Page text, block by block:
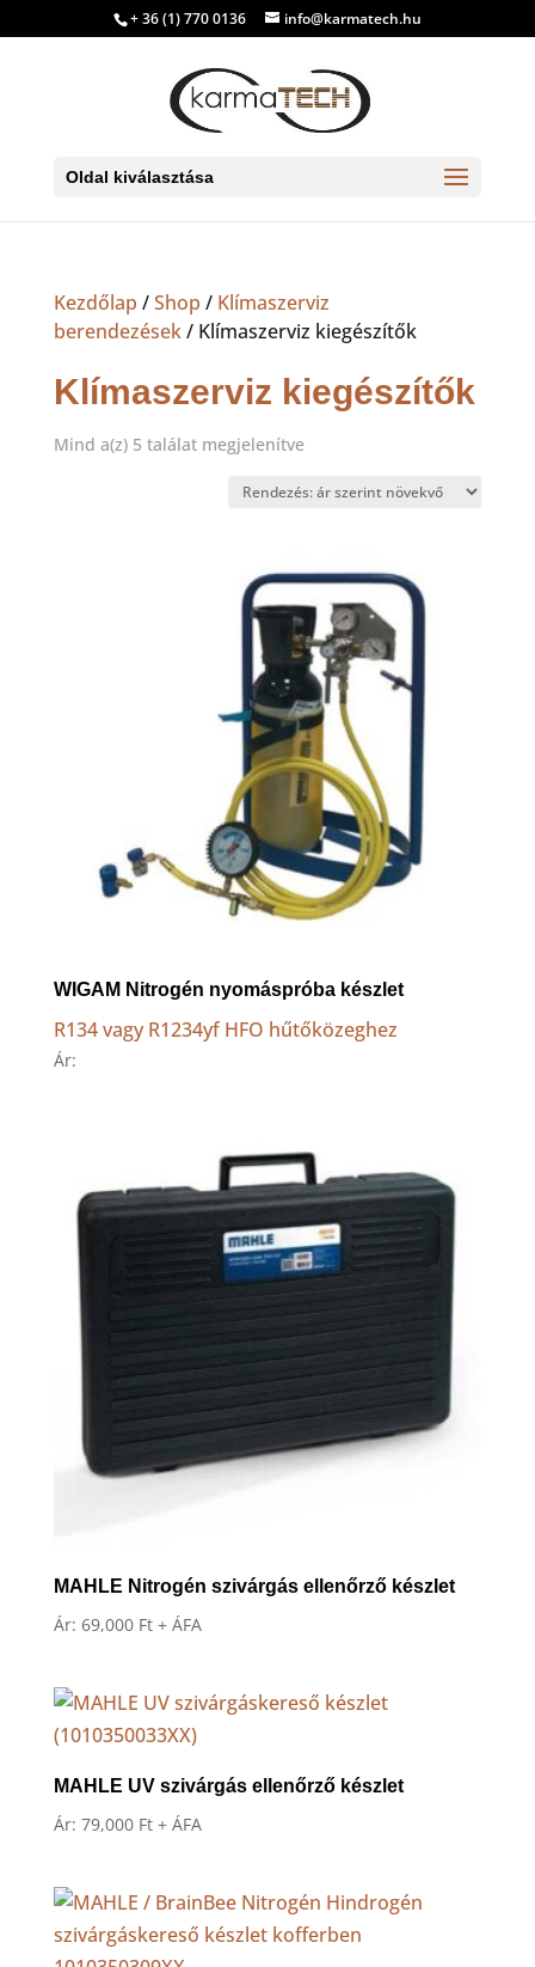
+ 36 (1) 770 0136 info@karmatech.hu
Oldal kiválasztása
Kezdőlap /Shop / Klímaszerviz
berendezések/ Klímaszerviz kiegészítők
Klímaszerviz kiegészítők
Mind a(z) 5 találat megjelenítveSorted
price:
high
WIGAM Nitrogén nyomáspróba készlet
R134 vagy R1234yf HFO hűtőközeghez
Ár:
MAHLE Nitrogén szivárgás ellenőrző készlet
Ár: 69,000 Ft + ÁFA
MAHLE UV szivárgás ellenőrző készlet
Ár: 79,000 Ft + ÁFA